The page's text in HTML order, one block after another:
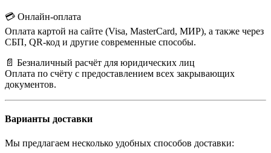
💳 Онлайн-оплата
Оплата картой на сайте (Visa, MasterCard, МИР), а также через
СБП, QR-код и другие современные способы.
📄 Безналичный расчёт для юридических лиц
Оплата по счёту с предоставлением всех закрывающих
документов.
Варианты доставки
Мы предлагаем несколько удобных способов доставки: